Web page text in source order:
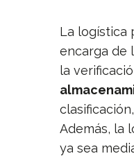
La logística
encarga de
la
Además, la
ya sea